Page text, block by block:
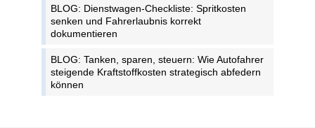
BLOG: Dienstwagen-Checkliste: Spritkosten
senken und Fahrerlaubnis korrekt
dokumentieren
BLOG: Tanken, sparen, steuern: Wie Autofahrer
steigende Kraftstoffkosten strategisch abfedern
können